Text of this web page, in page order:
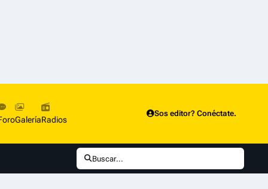
GaleríaRadios
Sos editor? Conéctate.
Buscar...